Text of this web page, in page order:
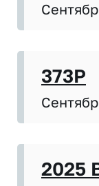
373P
2025